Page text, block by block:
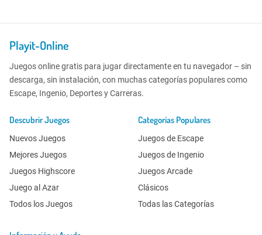
Playit-Online
Juegos online gratis para jugar directamente en tu navegador – sin
descarga, sin instalación, con muchas categorías populares como
Escape, Ingenio, Deportes y Carreras.
Descubrir Juegos
Nuevos Juegos
Mejores Juegos
Juegos Highscore
Juego al Azar
Todos los Juegos
Categorías Populares
Juegos de Escape
Juegos de Ingenio
Juegos Arcade
Clásicos
Todas las Categorías